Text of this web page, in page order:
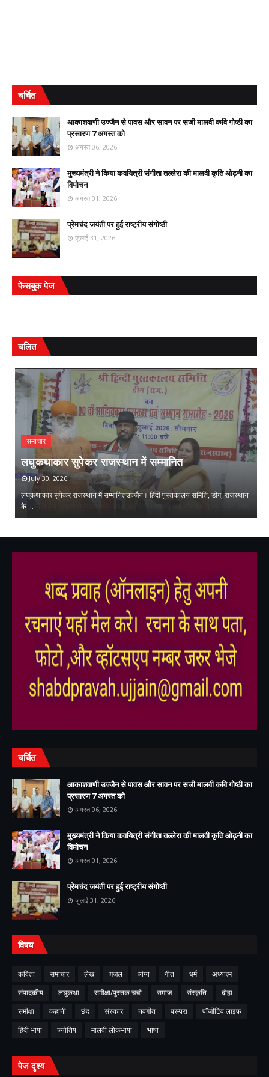
चर्चित
आकाशवाणी उज्जैन से पावस और सावन पर सजी मालवी कवि गोष्ठी का
प्रसारण 7 अगस्त को
अगस्त 06, 2026
मुख्यमंत्री ने किया कवयित्री संगीता तल्लेरा की मालवी कृति ओढ़नी का
विमोचन
अगस्त 01, 2026
प्रेमचंद जयंती पर हुई राष्ट्रीय संगोष्ठी
जुलाई 31, 2026
फेसबुक पेज
चलित
समाचार
लघुकथाकार सुपेकर राजस्थान में सम्मानित
July 30, 2026
लघुकथाकार सुपेकर राजस्थान में सम्मानितउज्जैन। हिंदी पुस्तकालय समिति, डीग, राजस्थान
के …
चर्चित
आकाशवाणी उज्जैन से पावस और सावन पर सजी मालवी कवि गोष्ठी का
प्रसारण 7 अगस्त को
अगस्त 06, 2026
मुख्यमंत्री ने किया कवयित्री संगीता तल्लेरा की मालवी कृति ओढ़नी का
विमोचन
अगस्त 01, 2026
प्रेमचंद जयंती पर हुई राष्ट्रीय संगोष्ठी
जुलाई 31, 2026
विषय
कविता समाचार लेख ग़ज़ल व्यंग्य गीत धर्म
अध्यात्म
संपादकीय
लघुकथा समीक्षा/पुस्तक चर्चा समाज संस्कृति
दोहा
समीक्षा
कहानी छंद संस्कार नवगीत परम्परा
पॉजीटिव लाइफ
हिंदी भाषा
ज्योतिष मालवी लोकभाषा भाषा
पेज दृश्य